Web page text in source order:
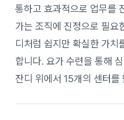
통하고 효과적으로 업무를
가는 조직에 진정으로 필요
디처럼 쉽지만 확실한 가치
합니다.요가 수련을 통해
잔디 위에서 15개의 센터